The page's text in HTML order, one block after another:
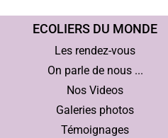
ECOLIERS DU MONDE
Les rendez-vous
On parle de nous ...
Nos Videos
Galeries photos
Témoignages